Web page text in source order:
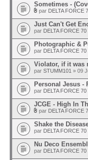
Sometimes -
par DELTA FORCE
Just Can't Get
par DELTA FORCE 70
Photographic &
par DELTA FORCE 70
Violator, if it was
par STUMM101 » 09
Personal Jesus -
par DELTA FORCE 70
JCGE - High In
par DELTA FORCE
Shake the
par DELTA FORCE 70
Nu Deco
par DELTA FORCE 70